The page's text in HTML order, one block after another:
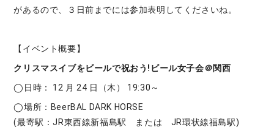
があるので、３日前までには参加表明してくださいね。
【イベント概要】
クリスマスイブをビールで祝おう!ビール女子会＠関西
◯日時： 12 月 24 日（木） 19:30～
◯場所：BeerBAL DARK HORSE
(最寄駅：JR東西線新福島駅 または JR環状線福島駅)